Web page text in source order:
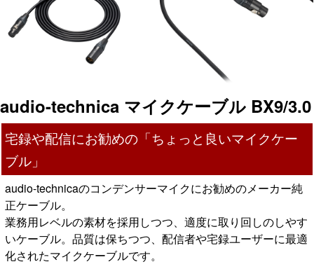
audio-technica マイクケーブル BX9/3.0
宅録や配信にお勧めの「ちょっと良いマイクケー
ブル」
audio-technicaのコンデンサーマイクにお勧めのメーカー純
正ケーブル。
業務用レベルの素材を採用しつつ、適度に取り回しのしやす
いケーブル。品質は保ちつつ、配信者や宅録ユーザーに最適
化されたマイクケーブルです。